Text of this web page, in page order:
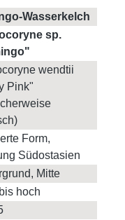
Wasserkelch
sp.
wendtii
Pink"
Form,
Südostasien
Mitte
hoch